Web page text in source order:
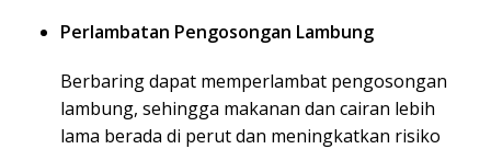
Perlambatan Pengosongan Lambung
Berbaring dapat memperlambat pengosongan
lambung, sehingga makanan dan cairan lebih
lama berada di perut dan meningkatkan risiko